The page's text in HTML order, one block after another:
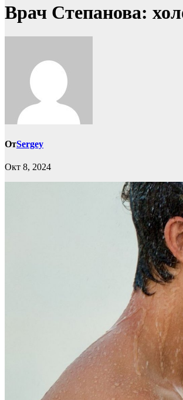
Врач Степанова:
ОтSergey
Окт 8, 2024